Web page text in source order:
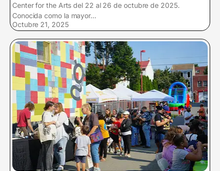
Center for the Arts del 22 al 26 de octubre de 2025.
Conocida como la mayor...
Octubre 21, 2025